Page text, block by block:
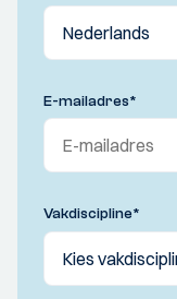
E-mailadres*
Vakdiscipline*